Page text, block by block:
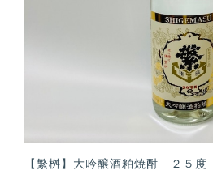
【繁桝】大吟醸酒粕焼酎 ２５